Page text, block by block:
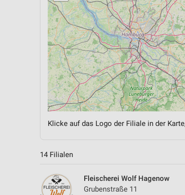
Klicke auf das Logo der Filiale in der
14 Filialen
Fleischerei Wolf Hagenow
Grubenstraße 11